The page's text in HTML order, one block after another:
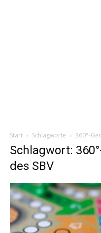
Start Schlagworte 360°-
Schlagwort:
des SBV